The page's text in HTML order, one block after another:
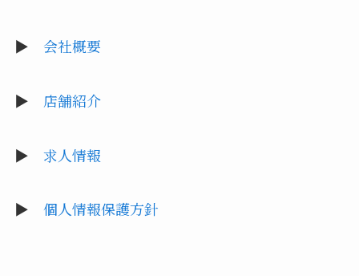
▶︎ 会社概要
▶︎ 店舗紹介
▶︎ 求人情報
▶︎ 個人情報保護方針